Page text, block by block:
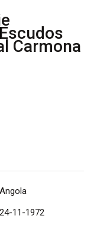
Carmona
Angola
24-11-1972